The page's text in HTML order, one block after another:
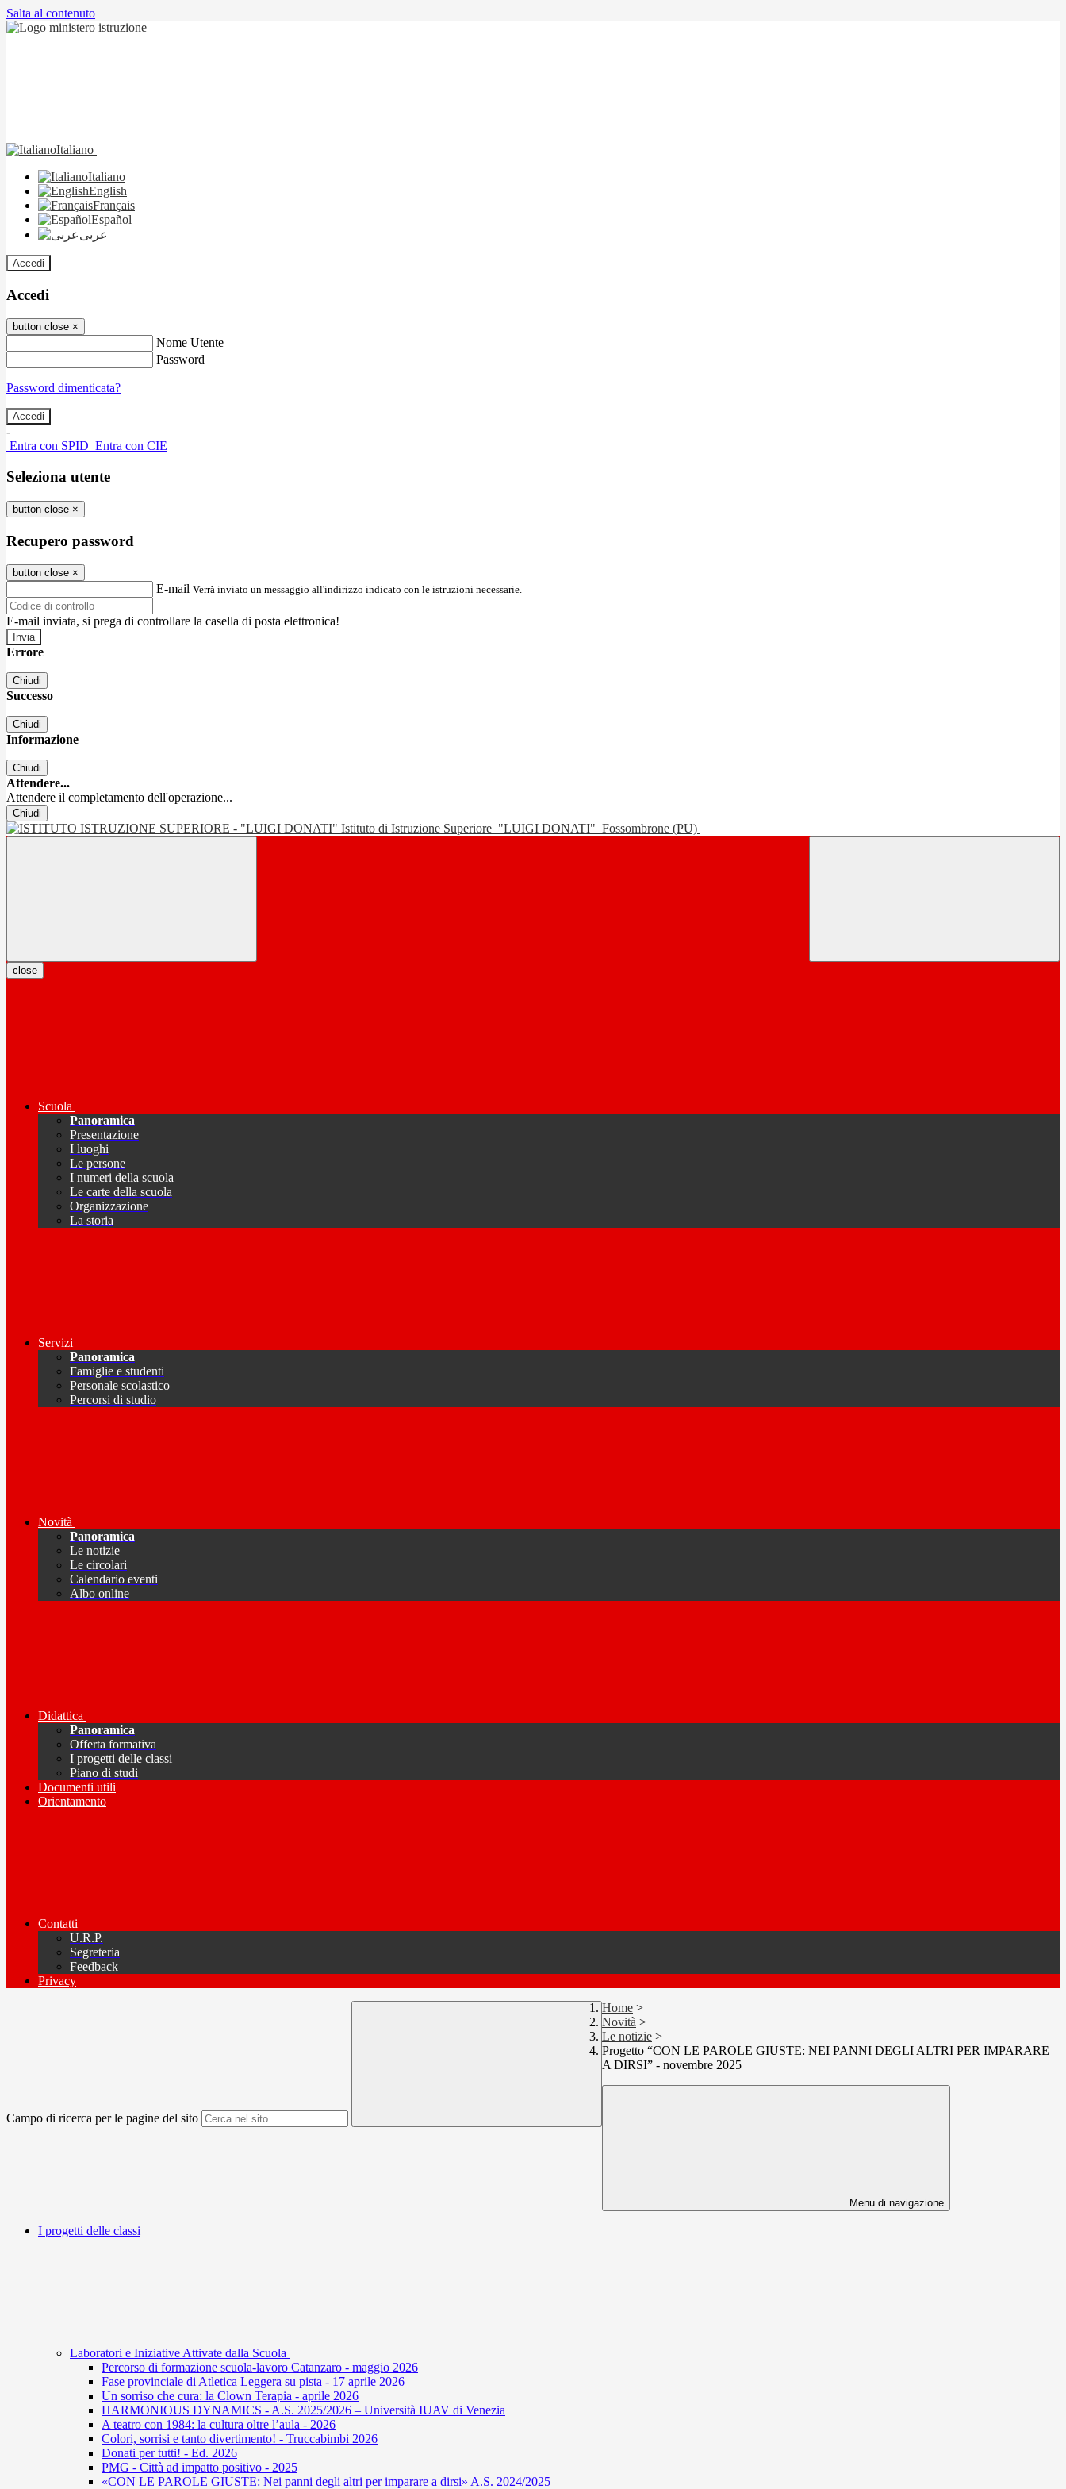
Salta al contenuto
Italiano
Italiano
English
Français
Español
عربى
Accedi
Accedi
button close ×
Nome Utente
Password
Password dimenticata?
-
Entra con SPID Entra con CIE
Seleziona utente
button close ×
Recupero password
button close ×
E-mail Verrà inviato un messaggio all'indirizzo indicato con le istruzioni necessarie.
E-mail inviata, si prega di controllare la casella di posta elettronica!
Errore
Chiudi
Successo
Chiudi
Informazione
Chiudi
Attendere...
Attendere il completamento dell'operazione...
Chiudi
Istituto di Istruzione Superiore "LUIGI DONATI" Fossombrone (PU)
close
Scuola
Panoramica
Presentazione
I luoghi
Le persone
I numeri della scuola
Le carte della scuola
Organizzazione
La storia
Servizi
Panoramica
Famiglie e studenti
Personale scolastico
Percorsi di studio
Novità
Panoramica
Le notizie
Le circolari
Calendario eventi
Albo online
Didattica
Panoramica
Offerta formativa
I progetti delle classi
Piano di studi
Documenti utili
Orientamento
Contatti
U.R.P.
Segreteria
Feedback
Privacy
Campo di ricerca per le pagine del sito
Home >
Novità >
Le notizie >
Progetto “CON LE PAROLE GIUSTE: NEI PANNI DEGLI ALTRI PER IMPARARE
A DIRSI” - novembre 2025
Menu di navigazione
I progetti delle classi
Laboratori e Iniziative Attivate dalla Scuola
Percorso di formazione scuola-lavoro Catanzaro - maggio 2026
Fase provinciale di Atletica Leggera su pista - 17 aprile 2026
Un sorriso che cura: la Clown Terapia - aprile 2026
HARMONIOUS DYNAMICS - A.S. 2025/2026 – Università IUAV di Venezia
A teatro con 1984: la cultura oltre l’aula - 2026
Colori, sorrisi e tanto divertimento! - Truccabimbi 2026
Donati per tutti! - Ed. 2026
PMG - Città ad impatto positivo - 2025
«CON LE PAROLE GIUSTE: Nei panni degli altri per imparare a dirsi» A.S. 2024/2025